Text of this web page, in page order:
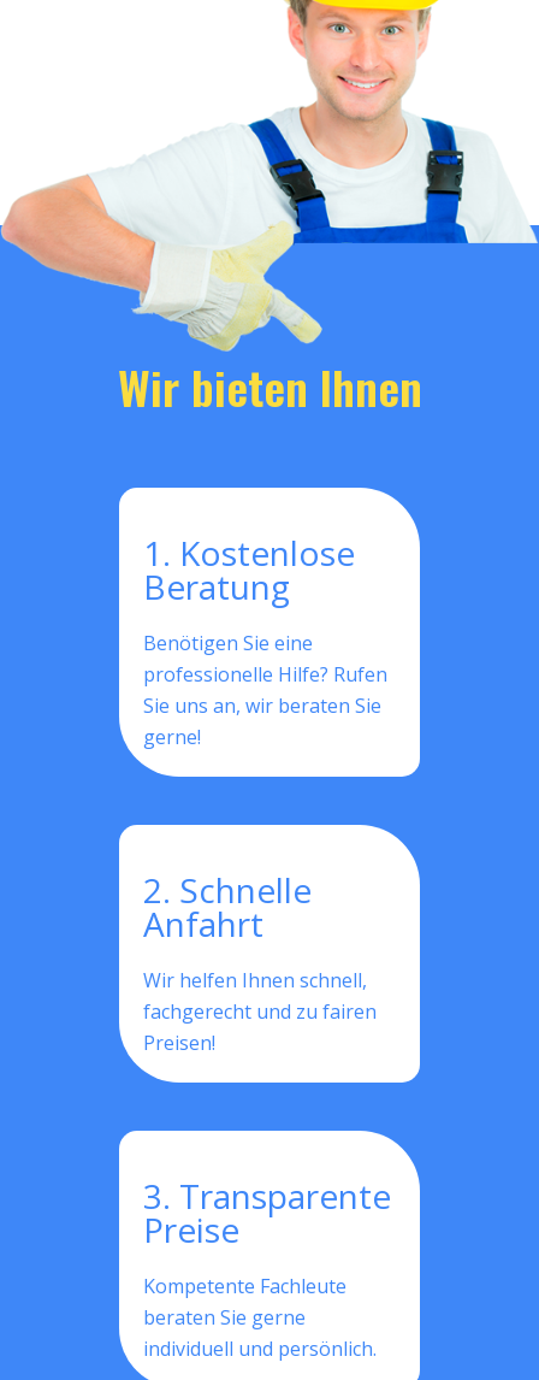
Wir bieten Ihnen
1. Kostenlose
Beratung
Benötigen Sie eine
professionelle Hilfe? Rufen
Sie uns an, wir beraten Sie
gerne!
2. Schnelle
Anfahrt
Wir helfen Ihnen schnell,
fachgerecht und zu fairen
Preisen!
3. Transparente
Preise
Kompetente Fachleute
beraten Sie gerne
individuell und persönlich.